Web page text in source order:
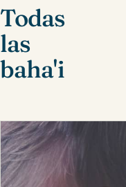
Todas
las
baha'i